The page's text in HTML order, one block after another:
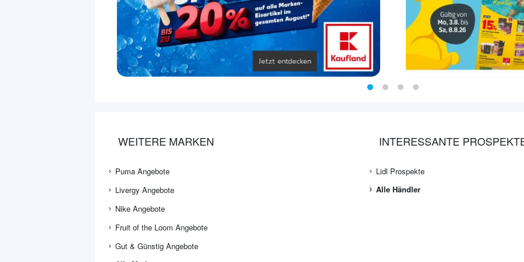
WEITERE MARKEN
Puma Angebote
Livergy Angebote
Nike Angebote
Fruit of the Loom Angebote
Gut & Günstig Angebote
INTERESSANTE
Lidl Prospekte
Alle Händler